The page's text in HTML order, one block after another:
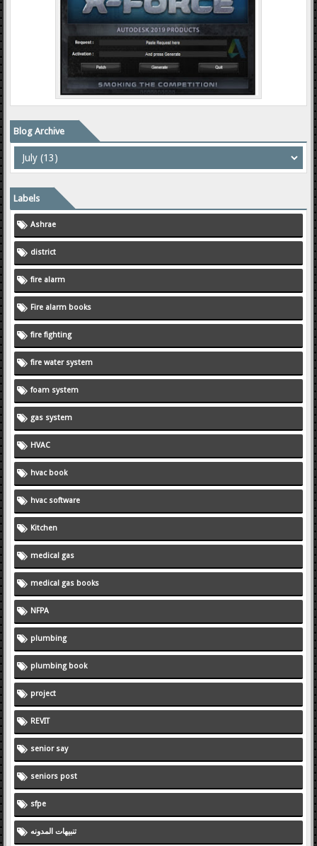
Blog Archive
Labels
Ashrae
district
fire alarm
Fire alarm books
fire fighting
fire water system
foam system
gas system
HVAC
hvac book
hvac software
Kitchen
medical gas
medical gas books
NFPA
plumbing
plumbing book
project
REVIT
senior say
seniors post
sfpe
تنبيهات المدونه